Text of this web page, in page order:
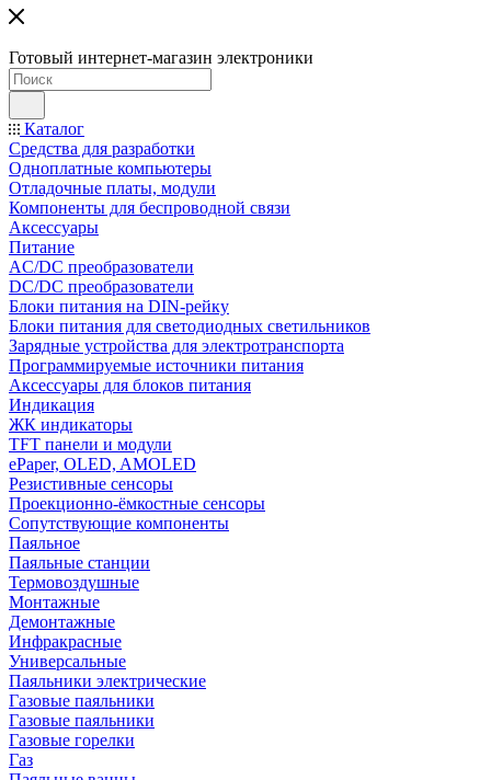
Готовый интернет-магазин электроники
Каталог
Средства для разработки
Одноплатные компьютеры
Отладочные платы, модули
Компоненты для беспроводной связи
Аксессуары
Питание
AC/DC преобразователи
DC/DC преобразователи
Блоки питания на DIN-рейку
Блоки питания для светодиодных светильников
Зарядные устройства для электротранспорта
Программируемые источники питания
Аксессуары для блоков питания
Индикация
ЖК индикаторы
TFT панели и модули
ePaper, OLED, AMOLED
Резистивные сенсоры
Проекционно-ёмкостные сенсоры
Сопутствующие компоненты
Паяльное
Паяльные станции
Термовоздушные
Монтажные
Демонтажные
Инфракрасные
Универсальные
Паяльники электрические
Газовые паяльники
Газовые паяльники
Газовые горелки
Газ